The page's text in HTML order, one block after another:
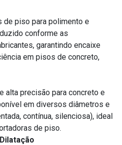
piso para polimento e
conforme as
garantindo encaixe
em pisos de concreto,
alta precisão para concreto e
em diversos diâmetros e
contínua, silenciosa), ideal
de piso.